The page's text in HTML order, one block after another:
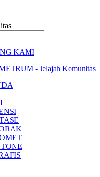
KAMI
- Jelajah Komunitas